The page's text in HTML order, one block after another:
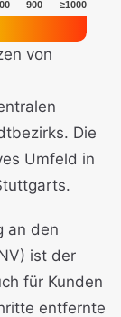
900 ≥1000
von
Die
Umfeld in
an den
ist der
für Kunden
entfernte